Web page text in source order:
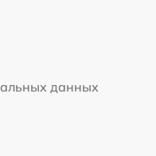
данных